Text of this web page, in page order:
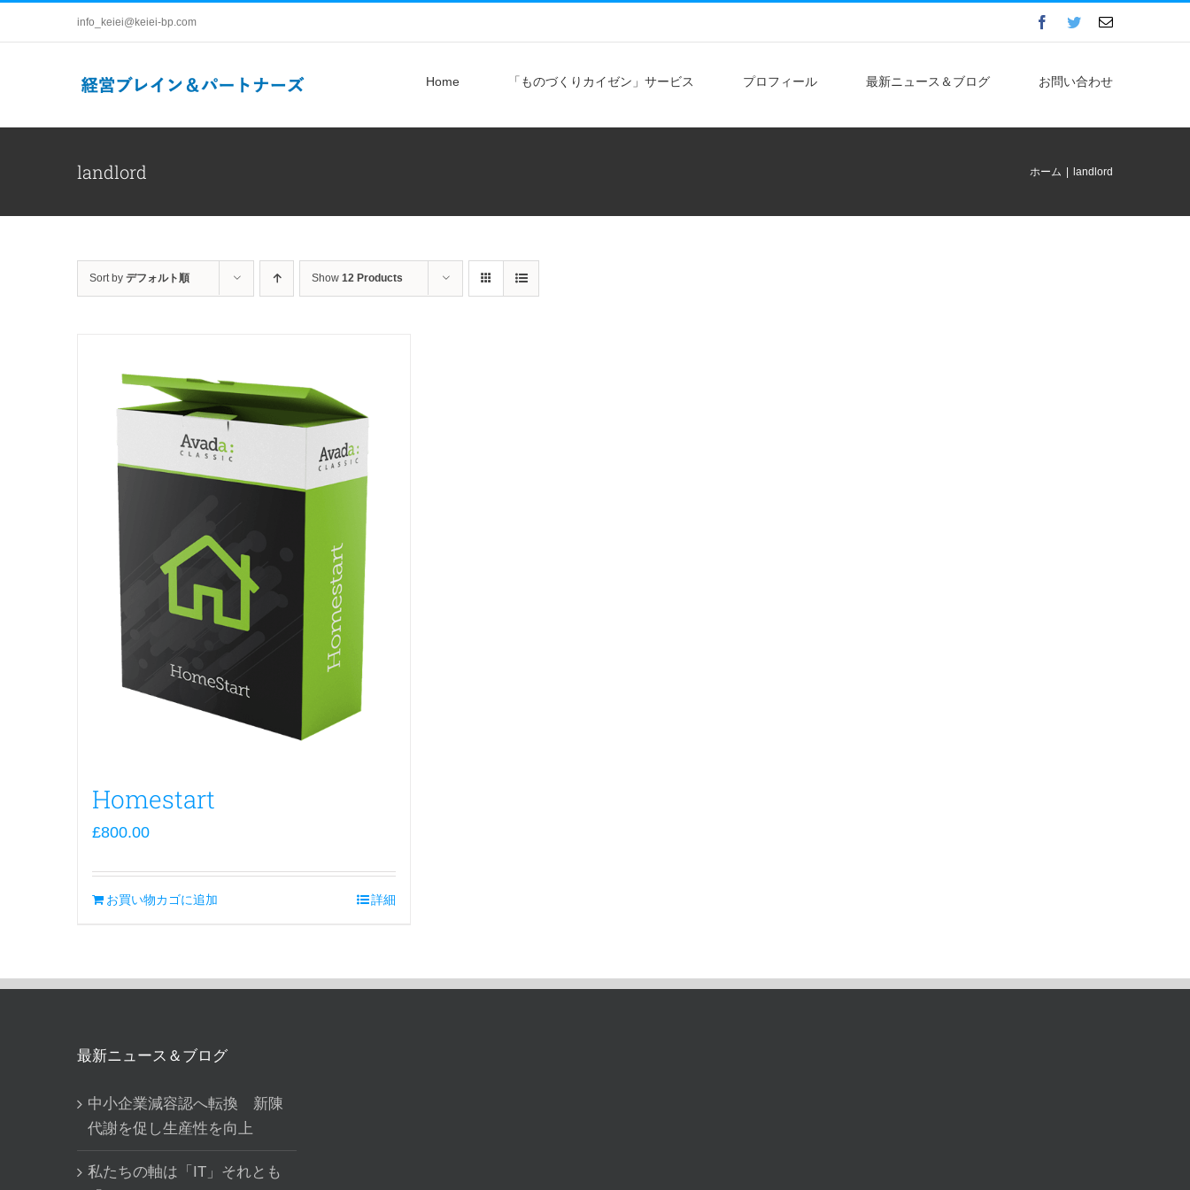
info_keiei@keiei-bp.com Facebook
Twitter電
ル
Home 「ものづくりカイゼン」サービス プロフィール 最新ニュース＆ブログ お問い合わせ
landlord ホーム landlord
Sort by デフォルト順 Show 12 Products
Homestart
£800.00
お買い物カゴに追加 詳細
最新ニュース＆ブログ
中小企業減容認へ転換 新陳
代謝を促し生産性を向上
私たちの軸は「IT」それとも